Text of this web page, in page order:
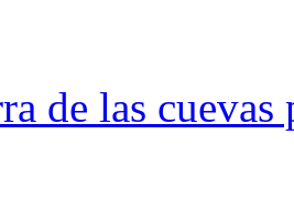
de las cuevas